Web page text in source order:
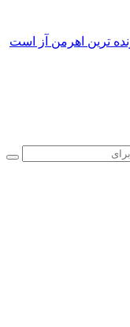
ترین اهرمن آز است